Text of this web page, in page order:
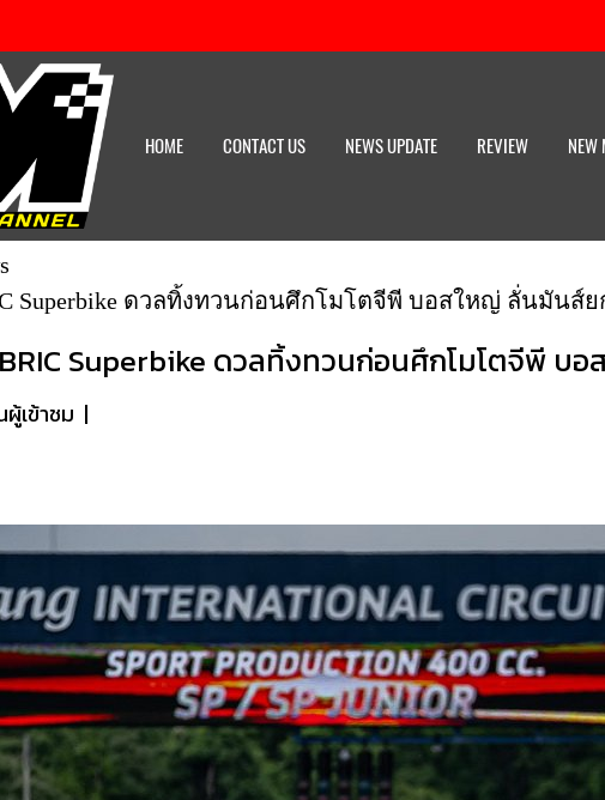
HOME CONTACT US NEWS UPDATE REVIEW NEW
Superbike ดวลทิ้งทวนก่อนศึกโมโตจีพี บอสใหญ่ ลั่นมันส์
Superbike ดวลทิ้งทวนก่อนศึกโมโตจีพี บ
เข้าชม |